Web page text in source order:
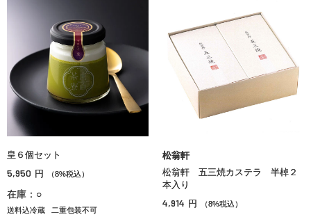
皇６個セット
5,950 円 （8%税込）
在庫：○
送料込冷蔵 二重包装不可
松翁軒
松翁軒 五三焼カステラ 半棹２
本入り
4,914 円 （8%税込）